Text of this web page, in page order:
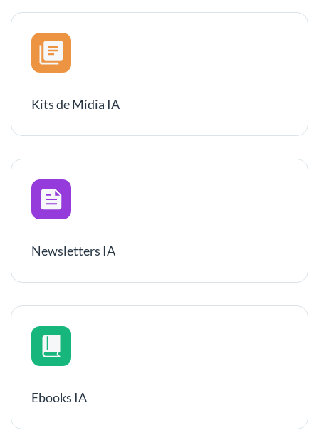
Kits de Mídia IA
Newsletters IA
Ebooks IA